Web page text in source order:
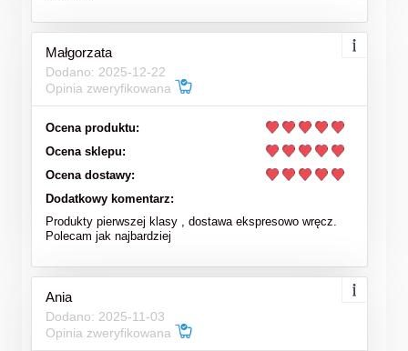
Małgorzata
Dodano: 2025-12-22
Opinia zweryfikowana
Ocena produktu:
Ocena sklepu:
Ocena dostawy:
Dodatkowy komentarz:
Produkty pierwszej klasy , dostawa ekspresowo wręcz.
Polecam jak najbardziej
Ania
Dodano: 2025-11-03
Opinia zweryfikowana